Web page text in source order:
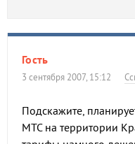
Гость
3 сентября 2007, 15:12
Подскажите,
МТС на территории